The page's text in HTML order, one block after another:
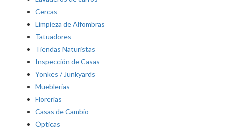
Cercas
Limpieza de Alfombras
Tatuadores
Tiendas Naturistas
Inspección de Casas
Yonkes / Junkyards
Mueblerias
Florerías
Casas de Cambio
Ópticas